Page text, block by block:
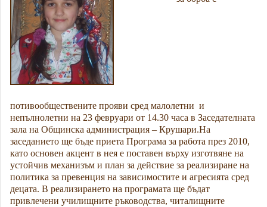
потивообществените прояви сред малолетни и
непълнолетни на 23 февруари от 14.30 часа в Заседателната
зала на Общинска администрация – Крушари.На
заседанието ще бъде приета Програма за работа през 2010,
като основен акцент в нея е поставен върху изготвяне на
устойчив механизъм и план за действие за реализиране на
политика за превенция на зависимостите и агресията сред
децата. В реализирането на програмата ще бъдат
привлечени училищните ръководства, читалищните